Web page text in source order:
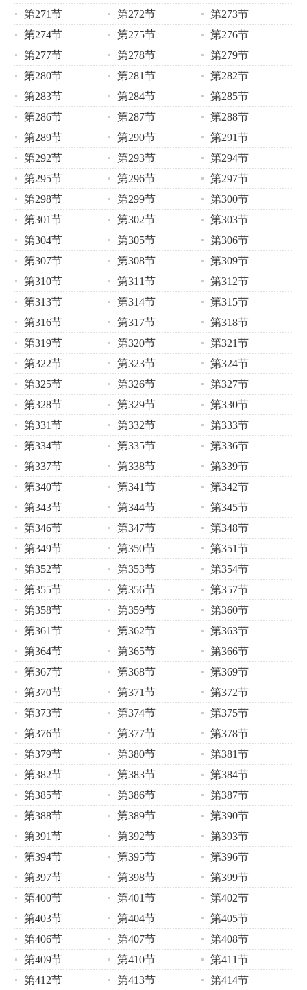
第271节
第272节
第273节
第274节
第275节
第276节
第277节
第278节
第279节
第280节
第281节
第282节
第283节
第284节
第285节
第286节
第287节
第288节
第289节
第290节
第291节
第292节
第293节
第294节
第295节
第296节
第297节
第298节
第299节
第300节
第301节
第302节
第303节
第304节
第305节
第306节
第307节
第308节
第309节
第310节
第311节
第312节
第313节
第314节
第315节
第316节
第317节
第318节
第319节
第320节
第321节
第322节
第323节
第324节
第325节
第326节
第327节
第328节
第329节
第330节
第331节
第332节
第333节
第334节
第335节
第336节
第337节
第338节
第339节
第340节
第341节
第342节
第343节
第344节
第345节
第346节
第347节
第348节
第349节
第350节
第351节
第352节
第353节
第354节
第355节
第356节
第357节
第358节
第359节
第360节
第361节
第362节
第363节
第364节
第365节
第366节
第367节
第368节
第369节
第370节
第371节
第372节
第373节
第374节
第375节
第376节
第377节
第378节
第379节
第380节
第381节
第382节
第383节
第384节
第385节
第386节
第387节
第388节
第389节
第390节
第391节
第392节
第393节
第394节
第395节
第396节
第397节
第398节
第399节
第400节
第401节
第402节
第403节
第404节
第405节
第406节
第407节
第408节
第409节
第410节
第411节
第412节
第413节 第414节